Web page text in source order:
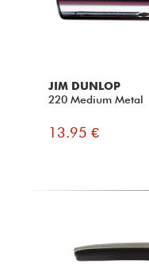
JIM DUNLOP
220 Medium Metal
13.95 €